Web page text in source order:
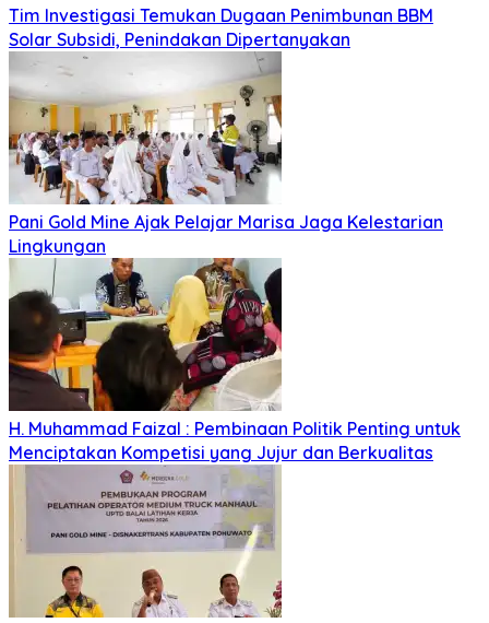
Tim Investigasi Temukan Dugaan Penimbunan BBM
Solar Subsidi, Penindakan Dipertanyakan
Pani Gold Mine Ajak Pelajar Marisa Jaga Kelestarian
Lingkungan
H. Muhammad Faizal : Pembinaan Politik Penting untuk
Menciptakan Kompetisi yang Jujur dan Berkualitas